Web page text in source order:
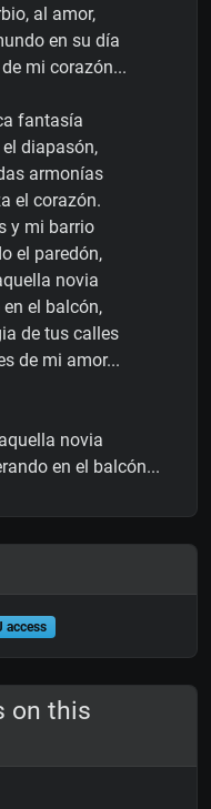
al amor,
en su día
mi corazón...
fantasía
diapasón,
armonías
el corazón.
y mi barrio
el paredón,
novia
el balcón,
de tus calles
de mi amor...
novia
en el balcón...
access
on this